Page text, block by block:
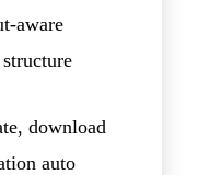
aware
download
auto